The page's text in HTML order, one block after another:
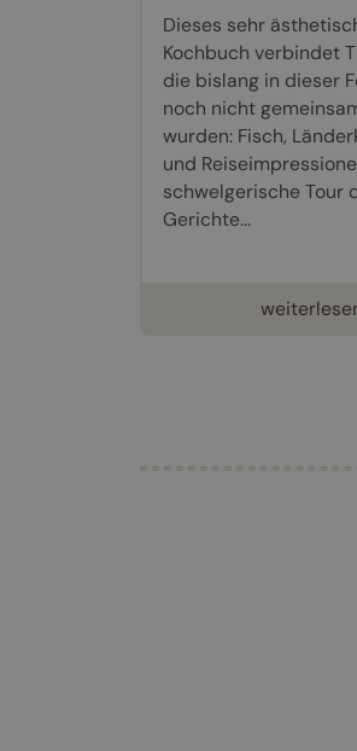
Dieses sehr
Kochbuch verbindet
die bislang in dieser
noch nicht
wurden: Fisch,
und
schwelgerische Tour
Gerichte...